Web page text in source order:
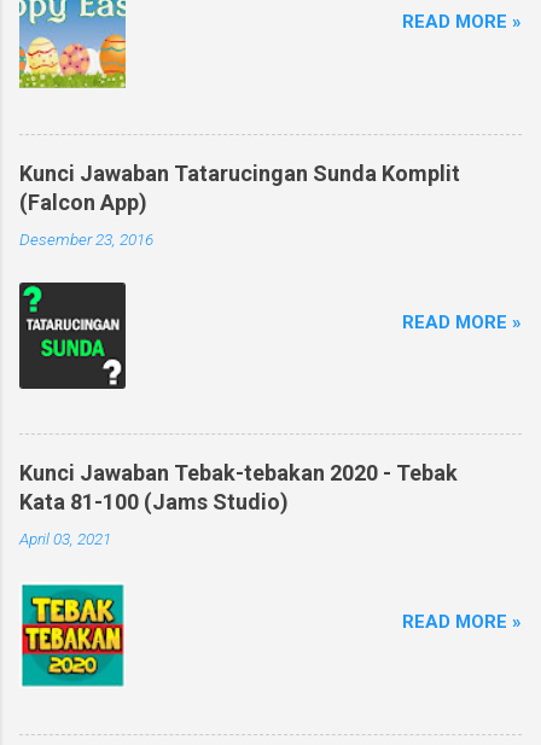
READ MORE »
Kunci Jawaban Tatarucingan Sunda Komplit
(Falcon App)
Desember 23, 2016
READ MORE »
Kunci Jawaban Tebak-tebakan 2020 - Tebak
Kata 81-100 (Jams Studio)
April 03, 2021
READ MORE »